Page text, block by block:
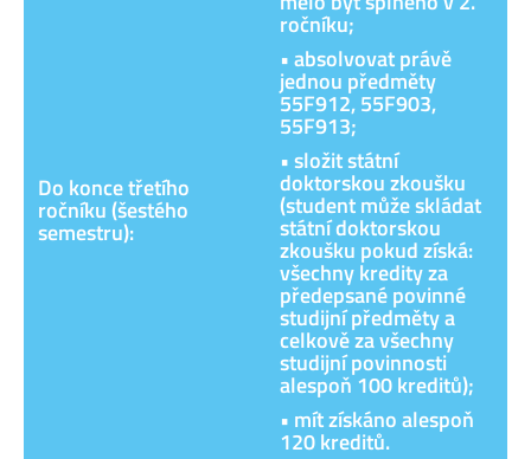
Do konce třetího
ročníku (šestého
semestru):
ročníku;
• absolvovat právě
jednou předměty
55F912, 55F903,
55F913;
• složit státní
doktorskou zkoušku
(student může skládat
státní doktorskou
zkoušku pokud získá:
všechny kredity za
předepsané povinné
studijní předměty a
celkově za všechny
studijní povinnosti
alespoň 100 kreditů);
• mít získáno alespoň
120 kreditů.